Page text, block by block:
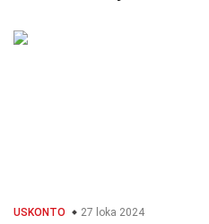
USKONTO 27 loka 2024